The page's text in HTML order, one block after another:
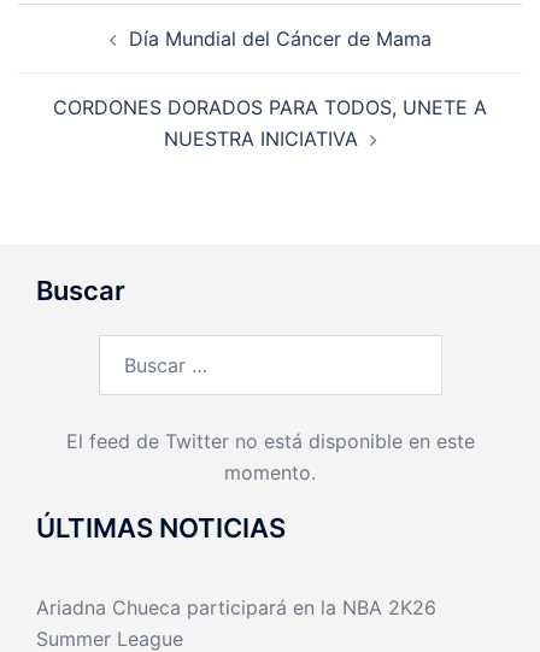
Día Mundial del Cáncer de Mama
CORDONES DORADOS PARA TODOS, UNETE A
NUESTRA INICIATIVA
Buscar
El feed de Twitter no está disponible en este
momento.
ÚLTIMAS NOTICIAS
Ariadna Chueca participará en la NBA 2K26
Summer League